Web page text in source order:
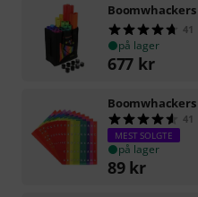
Boomwhackers
41
på lager
677 kr
Boomwhackers
41
MEST SOLGTE
på lager
89 kr